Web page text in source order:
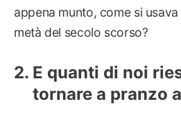
appena munto, come si
metà del secolo scorso?
E quanti di noi
tornare a pranzo